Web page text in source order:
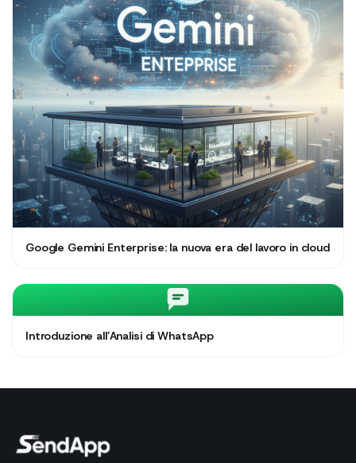
Google Gemini Enterprise: la nuova era del lavoro in cloud
Introduzione all’Analisi di WhatsApp